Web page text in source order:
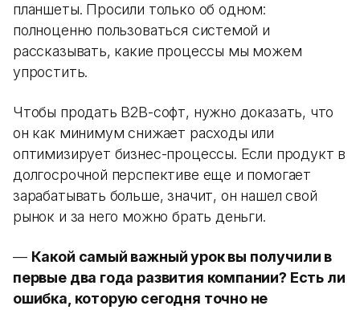
планшеты. Просили только об одном:
полноценно пользоваться системой и
рассказывать, какие процессы мы можем
упростить.
Чтобы продать B2B-софт, нужно доказать, что
он как минимум снижает расходы или
оптимизирует бизнес-процессы. Если продукт в
долгосрочной перспективе еще и помогает
зарабатывать больше, значит, он нашел свой
рынок и за него можно брать деньги.
— Какой самый важный урок вы получили в
первые два года развития компании? Есть ли
ошибка, которую сегодня точно не